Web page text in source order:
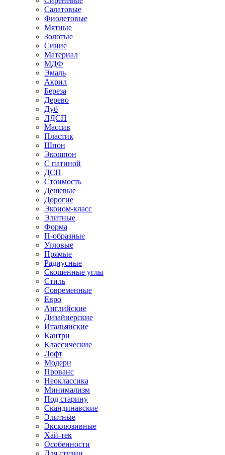
Салатовые
Фиолетовые
Мятные
Золотые
Синие
Материал
МДФ
Эмаль
Акрил
Береза
Дерево
Дуб
ЛДСП
Массив
Пластик
Шпон
Экошпон
С патиной
ДСП
Стоимость
Дешевые
Дорогие
Эконом-класс
Элитные
Форма
П-образные
Угловые
Прямые
Радиусные
Скошенные углы
Стиль
Современные
Евро
Английские
Дизайнерские
Итальянские
Кантри
Классические
Лофт
Модерн
Прованс
Неоклассика
Минимализм
Под старину
Скандинавские
Элитные
Эксклюзивные
Хай-тек
Особенности
Для студии